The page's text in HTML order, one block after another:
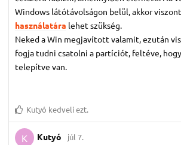
Windows látótávolságon belül, akkor
használatára lehet szükség.
Neked a Win megjavított valamit, ezután
fogja tudni csatolni a partíciót, feltéve,
telepítve van.
Kutyó kedveli ezt.
K Kutyó júl 7.